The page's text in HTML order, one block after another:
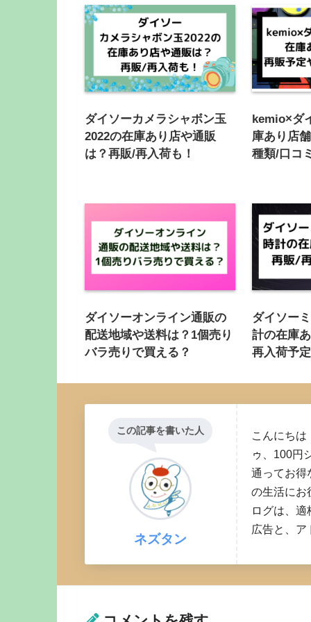
ダイソーカメラシャボン玉
2022の在庫あり店や通販
は？再販/再入荷も！
kemio×ダ
庫あり店
種類/口コ
ダイソーオンライン通販の
配送地域や送料は？1個売り
バラ売りで買える？
ダイソー
計の在庫
再入荷予定
この記事を書いた人
ネズタン
こんにちは
ゥ、100円
通ってお得
の生活にお
ログは、
広告と、ア